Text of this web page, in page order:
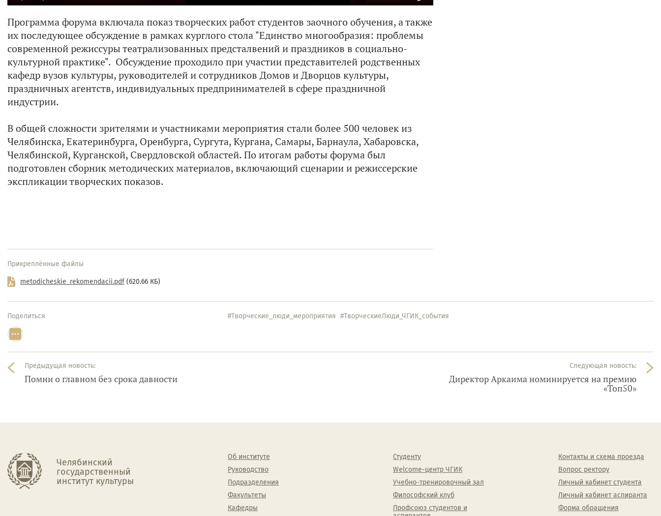
Программа форума включала показ творческих работ студентов заочного обучения, а также
их последующее обсуждение в рамках курглого стола "Единство многообразия: проблемы
современной режиссуры театрализованных предсталвений и праздников в социально-
культурной практике". Обсуждение проходило при участии представителей родственных
кафедр вузов культуры, руководителей и сотрудников Домов и Дворцов культуры,
праздничных агентств, индивидуальных предпринимателей в сфере праздничной
индустрии.
В общей сложности зрителями и участниками мероприятия стали более 500 человек из
Челябинска, Екатеринбурга, Оренбурга, Сургута, Кургана, Самары, Барнаула, Хабаровска,
Челябинской, Курганской, Свердловской областей. По итогам работы форума был
подготовлен сборник методических материалов, включающий сценарии и режиссерские
экспликации творческих показов.
Прикреплённые файлы
metodicheskie_rekomendacii.pdf(620.66 КБ)
Поделиться #Творческие_люди_мероприятия #ТворческиеЛюди_ЧГИК_события
Предыдущая новость:
Помни о главном без срока давности
Следующая новость:
Директор Аркаима номинируется на премию
«Топ50»
Челябинский
государственный
институт культуры
Об институте
Руководство
Подразделения
Факультеты
Кафедры
Студенту
Welcome-центр ЧГИК
Учебно-тренировочный зал
Философский клуб
Профсоюз студентов и
Контакты и схема проезда
Вопрос ректору
Личный кабинет студента
Личный кабинет аспиранта
Форма обращения